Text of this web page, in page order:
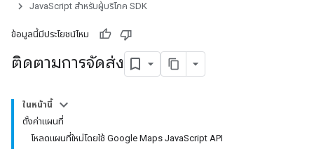
JavaScript สำหรับผู้บริโภค SDK
ข้อมูลนี้มีประโยชน์ไหม
ติดตามการจัดส่ง
ในหน้านี้
ตั้งค่าแผนที่
โหลดแผนที่ใหม่โดยใช้ Google Maps JavaScript API